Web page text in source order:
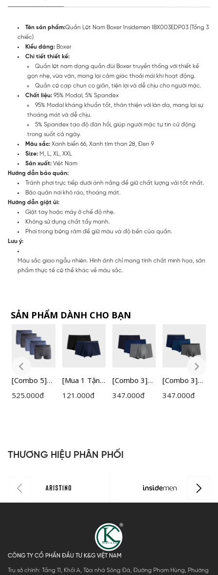
Tên sản phẩm:Quần Lót Nam Boxer Insidemen IBX003EDP03 (Tổng 3
chiếc)
Kiểu dáng: Boxer
Chi tiết thiết kế:
Quần lót nam dạng quần đùi Boxer truyền thống với thiết kế
gọn nhẹ, vừa vặn, mang lại cảm giác thoải mái khi hoạt động.
Quần có cạp chun co giãn, tiện lợi và dễ chịu cho người mặc.
Chất liệu: 95% Modal, 5% Spandex
95% Modal kháng khuẩn tốt, thân thiện với làn da, mang lại sự
thoáng mát và dễ chịu.
5% Spandex tạo độ đàn hồi, giúp người mặc tự tin cử động
trong suốt cả ngày.
Màu sắc: Xanh biển 66, Xanh tím than 28, Đen 9
Size: M, L, XL, XXL
Sản xuất: Việt Nam
Hướng dẫn bảo quản:
Tránh phơi trực tiếp dưới ánh nắng để giữ chất lượng vải tốt nhất.
Bảo quản nơi khô ráo, thoáng mát.
Hướng dẫn giặt ủi:
Giặt tay hoặc máy ở chế độ nhẹ.
Không sử dụng chất tẩy mạnh.
Phơi trong bóng râm để giữ màu và độ bền của quần.
Lưu ý:
Màu sắc giao ngẫu nhiên. Hình ảnh chỉ mang tính chất minh họa, sản
phẩm thực tế có thể khác về màu sắc.
SẢN PHẨM DÀNH CHO BẠN
[Combo 5]
Quần Lót
525.000đ
[Mua 1 Tặng
1] Bộ 02
121.000đ
[Combo 3]
Quần Lót
347.000đ
[Combo 3]
Quần Lót
347.000đ
THƯƠNG HIỆU PHÂN PHỐI
CÔNG TY CỔ PHẦN ĐẦU TƯ K&G VIỆT NAM
Trụ sở chính: Tầng 11, Khối A, Tòa nhà Sông Đà, Đường Phạm Hùng, Phường